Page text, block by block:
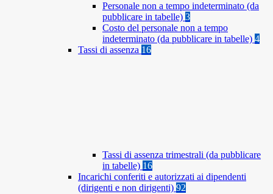
Personale non a tempo indeterminato (da
pubblicare in tabelle) 3
Costo del personale non a tempo
indeterminato (da pubblicare in tabelle) 4
Tassi di assenza 16
Tassi di assenza trimestrali (da pubblicare
in tabelle) 16
Incarichi conferiti e autorizzati ai dipendenti
(dirigenti e non dirigenti) 92